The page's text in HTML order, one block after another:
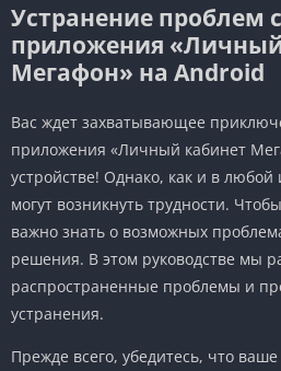
Устранение проблем
приложения
Мегафон» на Android
Вас ждет захватывающее
приложения «Личный кабинет
устройстве! Однако, как и в
могут возникнуть трудности.
важно знать о возможных
решения. В этом руководстве мы
распространенные проблемы и
устранения.
Прежде всего, убедитесь, что ваше